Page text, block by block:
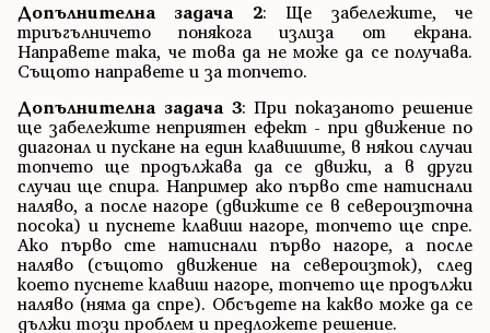
Допълнителна задача 2: Ще забележите, че
триъгълничето понякога излиза от екрана.
Направете така, че това да не може да се получава.
Същото направете и за топчето.
Допълнителна задача 3: При показаното решение
ще забележите неприятен ефект - при движение по
диагонал и пускане на един клавишите, в някои случаи
топчето ще продължава да се движи, а в други
случаи ще спира. Например ако първо сте натиснали
наляво, а после нагоре (движите се в североизточна
посока) и пуснете клавиш нагоре, топчето ще спре.
Ако първо сте натиснали първо нагоре, а после
наляво (същото движение на североизток), след
което пуснете клавиш нагоре, топчето ще продължи
наляво (няма да спре). Обсъдете на какво може да се
дължи този проблем и предложете решение.